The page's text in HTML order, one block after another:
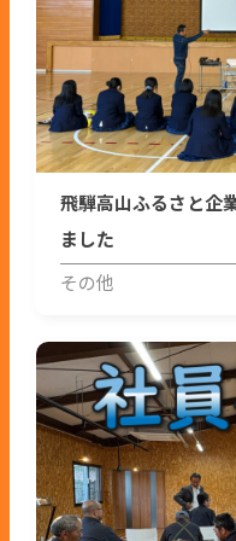
飛騨高山ふるさと企
ました
その他